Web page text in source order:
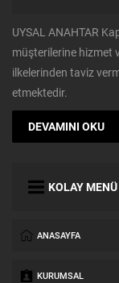
UYSAL ANAHTAR
müşterilerine hizmet
ilkelerinden taviz
etmektedir.
DEVAMINI OKU
KOLAY MENÜ
ANASAYFA
KURUMSAL